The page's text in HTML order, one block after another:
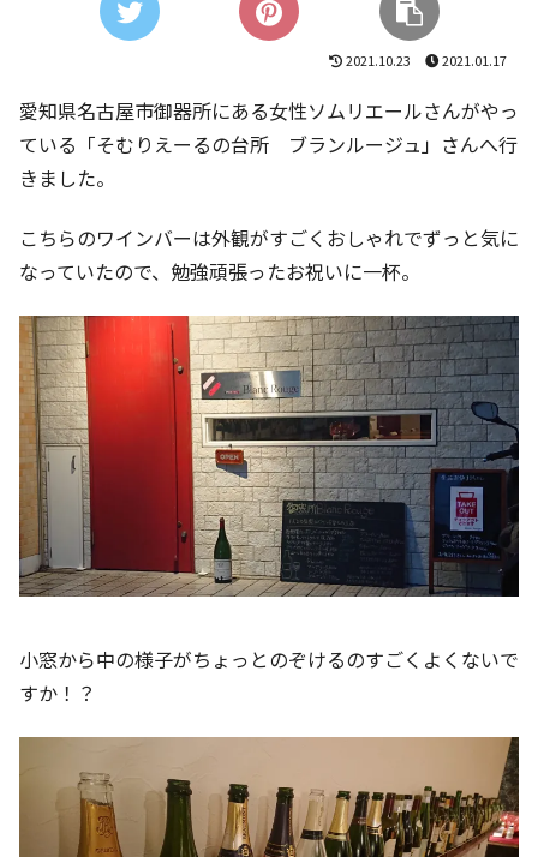
2021.10.23 2021.01.17
愛知県名古屋市御器所にある女性ソムリエールさんがやっ
ている「そむりえーるの台所 ブランルージュ」さんへ行
きました。
こちらのワインバーは外観がすごくおしゃれでずっと気に
なっていたので、勉強頑張ったお祝いに一杯。
小窓から中の様子がちょっとのぞけるのすごくよくないで
すか！？